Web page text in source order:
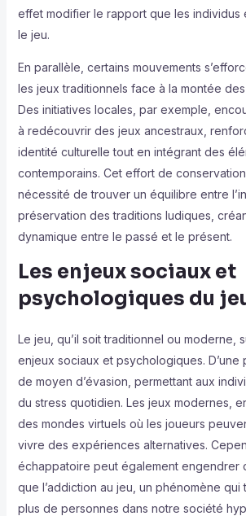
effet modifier le rapport que les individus
le jeu.
En parallèle, certains mouvements
les jeux traditionnels face à la montée
Des initiatives locales, par exemple,
à redécouvrir des jeux ancestraux,
identité culturelle tout en intégrant des
contemporains. Cet effort de
nécessité de trouver un équilibre entre
préservation des traditions ludiques,
dynamique entre le passé et le présent.
Les enjeux sociaux et
psychologiques du
Le jeu, qu’il soit traditionnel ou moderne,
enjeux sociaux et psychologiques. D’une
de moyen d’évasion, permettant aux
du stress quotidien. Les jeux modernes,
des mondes virtuels où les joueurs
vivre des expériences alternatives.
échappatoire peut également engendrer
que l’addiction au jeu, un phénomène
plus de personnes dans notre société